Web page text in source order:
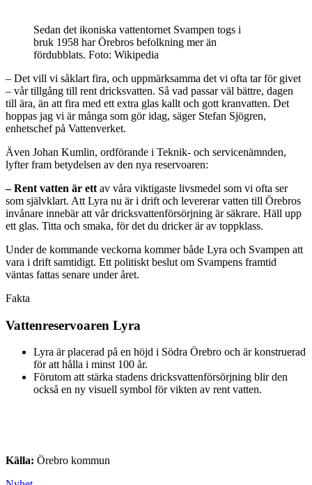
Sedan det ikoniska vattentornet Svampen togs i
bruk 1958 har Örebros befolkning mer än
fördubblats. Foto: Wikipedia
– Det vill vi såklart fira, och uppmärksamma det vi ofta tar för givet
– vår tillgång till rent dricksvatten. Så vad passar väl bättre, dagen
till ära, än att fira med ett extra glas kallt och gott kranvatten. Det
hoppas jag vi är många som gör idag, säger Stefan Sjögren,
enhetschef på Vattenverket.
Även Johan Kumlin, ordförande i Teknik- och servicenämnden,
lyfter fram betydelsen av den nya reservoaren:
– Rent vatten är ett av våra viktigaste livsmedel som vi ofta ser
som självklart. Att Lyra nu är i drift och levererar vatten till Örebros
invånare innebär att vår dricksvattenförsörjning är säkrare. Häll upp
ett glas. Titta och smaka, för det du dricker är av toppklass.
Under de kommande veckorna kommer både Lyra och Svampen att
vara i drift samtidigt. Ett politiskt beslut om Svampens framtid
väntas fattas senare under året.
Fakta
Vattenreservoaren Lyra
Lyra är placerad på en höjd i Södra Örebro och är konstruerad
för att hålla i minst 100 år.
Förutom att stärka stadens dricksvattenförsörjning blir den
också en ny visuell symbol för vikten av rent vatten.
Källa: Örebro kommun